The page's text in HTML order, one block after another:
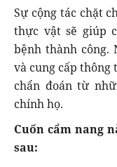
Sự cộng tác chặt
thực vật sẽ giúp
bệnh thành công.
và cung cấp
chẩn đoán từ
chính họ.
Cuốn cẩm nang
sau: